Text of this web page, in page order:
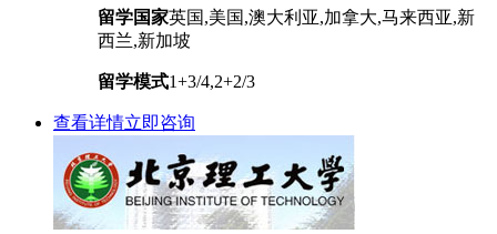
留学国家英国,美国,澳大利亚,加拿大,马来西亚,新
西兰,新加坡
留学模式1+3/4,2+2/3
查看详情立即咨询